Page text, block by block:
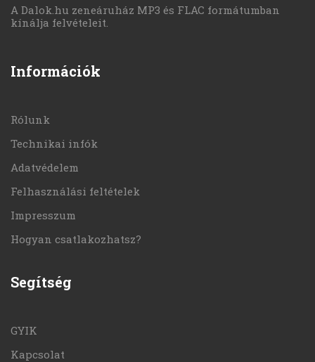
A Dalok.hu zeneáruház MP3 és FLAC formátumban
kínálja felvételeit.
Információk
Rólunk
Technikai infók
Adatvédelem
Felhasználási feltételek
Impresszum
Hogyan csatlakozhatsz?
Segítség
GYIK
Kapcsolat